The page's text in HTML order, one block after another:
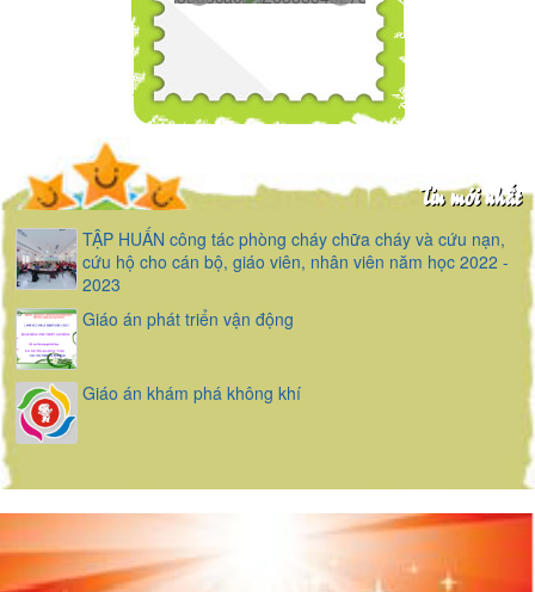
Tin mới nhất
TẬP HUẤN công tác phòng cháy chữa cháy và cứu nạn,
cứu hộ cho cán bộ, giáo viên, nhân viên năm học 2022 -
2023
Giáo án phát triển vận động
Giáo án khám phá không khí